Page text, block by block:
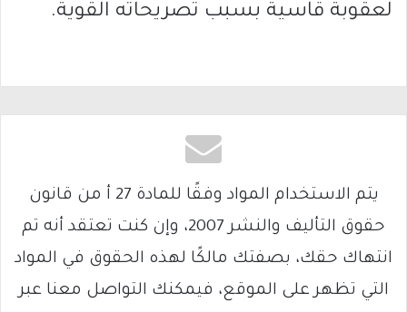
لعقوبة قاسية بسبب تصريحاته القوية.
يتم الاستخدام المواد وفقًا للمادة 27 أ من قانون
حقوق التأليف والنشر 2007، وإن كنت تعتقد أنه تم
انتهاك حقك، بصفتك مالكًا لهذه الحقوق في المواد
التي تظهر على الموقع، فيمكنك التواصل معنا عبر